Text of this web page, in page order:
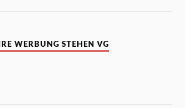
WERBUNG STEHEN VG